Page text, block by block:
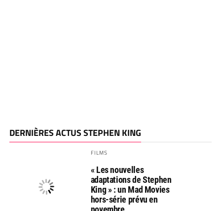
DERNIÈRES ACTUS STEPHEN KING
FILMS
« Les nouvelles
adaptations de Stephen
King » : un Mad Movies
hors-série prévu en